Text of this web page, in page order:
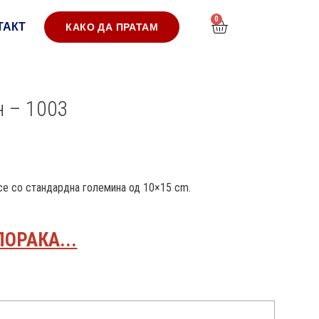
КАКО ДА ПРАТАМ
0
– 1003
со стандардна големина од 10×15 cm.